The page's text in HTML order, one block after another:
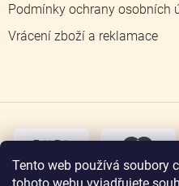
Tento web používá soubory
Podmínky ochrany osobních
Vrácení zboží a reklamace